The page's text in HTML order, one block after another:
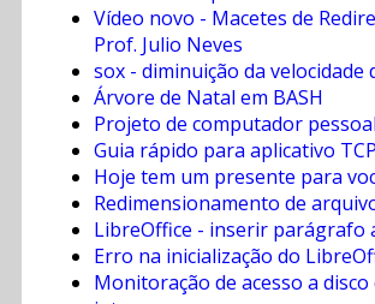
Vídeo novo - Macetes de
Prof. Julio Neves
sox - diminuição da velocidade
Árvore de Natal em BASH
Projeto de computador
Guia rápido para aplicativo
Hoje tem um presente para
Redimensionamento de
LibreOffice - inserir parágrafo
Erro na inicialização do
Monitoração de acesso a